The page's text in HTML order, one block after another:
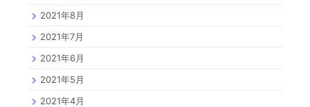
2021年8月
2021年7月
2021年6月
2021年5月
2021年4月